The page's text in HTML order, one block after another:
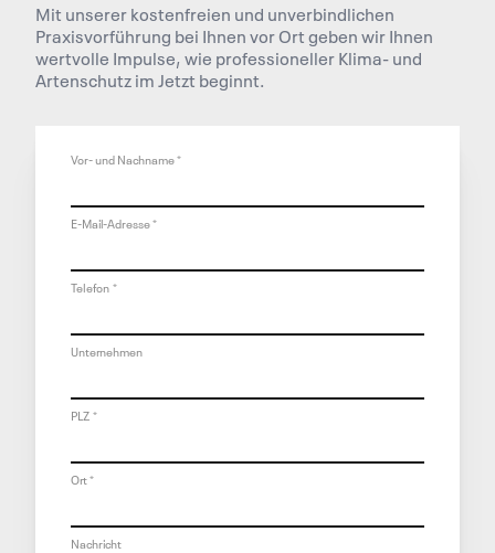
Mit unserer kostenfreien und unverbindlichen
Praxisvorführung bei Ihnen vor Ort geben wir Ihnen
wertvolle Impulse, wie professioneller Klima- und
Artenschutz im Jetzt beginnt.
Vor- und Nachname*
E-Mail-Adresse*
Telefon*
Unternehmen
PLZ*
Ort*
Nachricht